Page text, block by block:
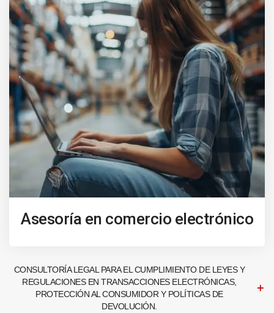
Asesoría en comercio electrónico
CONSULTORÍA LEGAL PARA EL CUMPLIMIENTO DE LEYES Y
REGULACIONES EN TRANSACCIONES ELECTRÓNICAS,
PROTECCIÓN AL CONSUMIDOR Y POLÍTICAS DE
DEVOLUCIÓN.